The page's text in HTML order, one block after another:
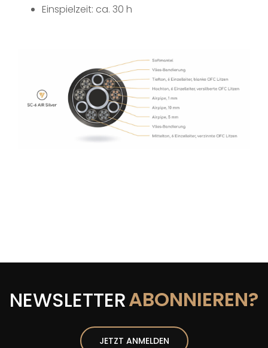
Einspielzeit: ca. 30 h
NEWSLETTERABONNIEREN?
JETZT ANMELDEN